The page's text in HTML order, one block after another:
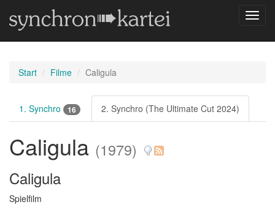
Start Filme Caligula
1. Synchro 16 2. Synchro (The Ultimate Cut 2024)
Caligula (1979)
Caligula
Spielfilm